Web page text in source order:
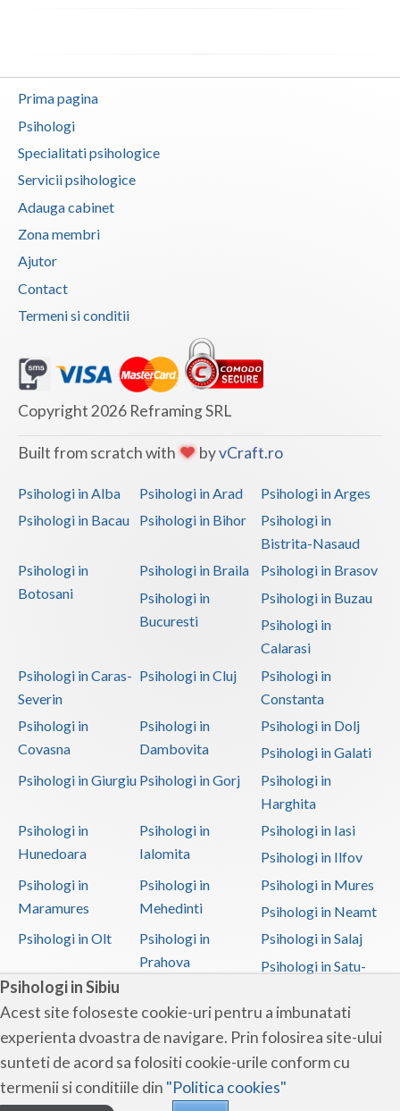
Psihologi in Sibiu
Acest site foloseste cookie-uri pentru a imbunatati
experienta dvoastra de navigare. Prin folosirea site-ului
sunteti de acord sa folositi cookie-urile conform cu
termenii si conditiile din "Politica cookies"
Sibiu
Suceava
Teleorman
Timis
Tulcea
Valcea
Vrancea
Prima pagina
Psihologi
Specialitati psihologice
Servicii psihologice
Adauga cabinet
Zona membri
Ajutor
Contact
Termeni si conditii
Copyright 2026 Reframing SRL
Built from scratch with byvCraft.ro
Psihologi in Alba Psihologi in Arad
Psihologi in Arges
Psihologi in Bacau
Psihologi in Bihor
Psihologi in
Bistrita-Nasaud
Psihologi in
Botosani
Psihologi in Braila
Psihologi in Brasov
Psihologi in
Bucuresti
Psihologi in Buzau
Psihologi in
Calarasi
Psihologi in Caras-
Severin
Psihologi in Cluj
Psihologi in
Constanta
Psihologi in
Covasna
Psihologi in
Dambovita
Psihologi in Dolj
Psihologi in Galati
Psihologi in Giurgiu Psihologi in Gorj
Psihologi in
Harghita
Psihologi in
Hunedoara
Psihologi in
Ialomita
Psihologi in Iasi
Psihologi in Ilfov
Psihologi in
Maramures
Psihologi in
Mehedinti
Psihologi in Mures
Psihologi in Neamt
Psihologi in Olt
Psihologi in
Prahova
Psihologi in Salaj
Psihologi in Satu-
Psihologi in Sibiu
Psihologi in
Suceava
Psihologi in
Teleorman
Psihologi in Timis
Psihologi in Tulcea Psihologi in Valcea
Psihologi in Vaslui
Psihologi in